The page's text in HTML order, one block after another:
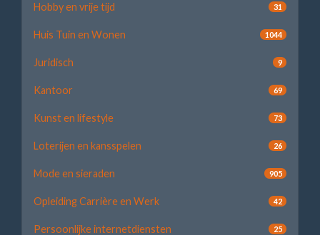
Hobby en vrije tijd 31
Huis Tuin en Wonen 1044
Juridisch 9
Kantoor 69
Kunst en lifestyle 73
Loterijen en kansspelen 26
Mode en sieraden 905
Opleiding Carrière en Werk 42
Persoonlijke internetdiensten 25